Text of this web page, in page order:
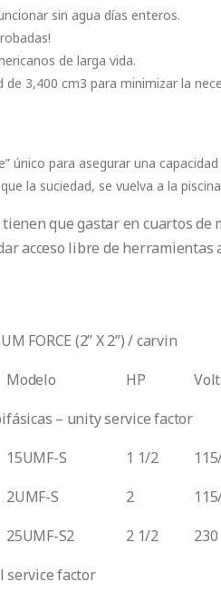
$10,600.00
through
$18,200.00
sin agua días enteros.
de larga vida.
de 3,400 cm3 para minimizar la
único para asegurar una
la suciedad, se vuelva a la
que gastar en cuartos de
acceso libre de herramientas
FORCE (2” X 2”) / carvin
Modelo HP
– unity service factor
15UMF-S 1 1/2
2UMF-S 2
25UMF-S2 2 1/2 230
service factor